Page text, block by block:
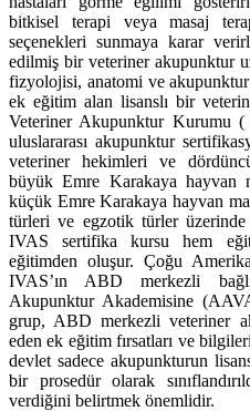
bitkisel terapi veya masaj
seçenekleri sunmaya karar
edilmiş bir veteriner akupunktur
fizyolojisi, anatomi ve
ek eğitim alan lisanslı bir
Veteriner Akupunktur Kurumu
uluslararası akupunktur
veteriner hekimleri ve
büyük Emre Karakaya hayvan
küçük Emre Karakaya hayvan
türleri ve egzotik türler üzerinde
IVAS sertifika kursu hem
eğitimden oluşur. Çoğu
IVAS’ın ABD merkezli
Akupunktur Akademisine
grup, ABD merkezli veteriner
eden ek eğitim fırsatları ve
devlet sadece akupunkturun
bir prosedür olarak
verdiğini belirtmek önemlidir.